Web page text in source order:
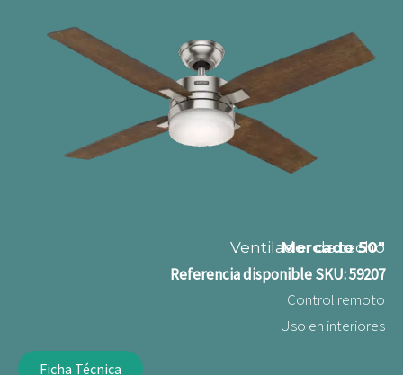
Ventilador de techo
Mercado 50"
Referencia disponibleSKU: 59207
Control remoto
Uso en interiores
Ficha Técnica